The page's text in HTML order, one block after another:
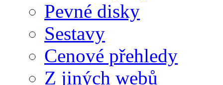
Pevné disky
Sestavy
Cenové přehledy
Z jiných webů